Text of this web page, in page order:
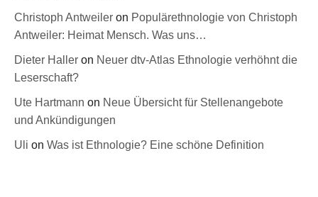
Christoph Antweiler on Populärethnologie von Christoph
Antweiler: Heimat Mensch. Was uns…
Dieter Haller on Neuer dtv-Atlas Ethnologie verhöhnt die
Leserschaft?
Ute Hartmann on Neue Übersicht für Stellenangebote
und Ankündigungen
Uli on Was ist Ethnologie? Eine schöne Definition